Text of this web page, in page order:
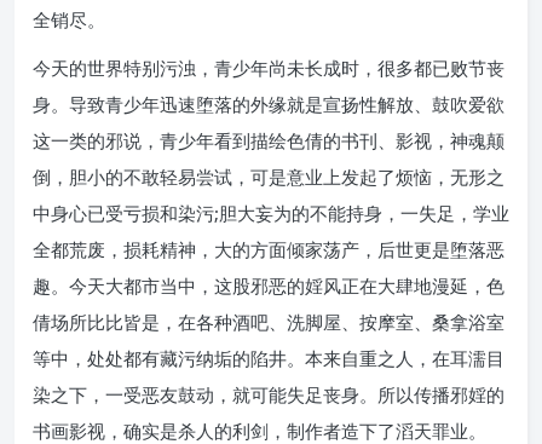
全销尽。
今天的世界特别污浊，青少年尚未长成时，很多都已败节丧
身。导致青少年迅速堕落的外缘就是宣扬性解放、鼓吹爱欲
这一类的邪说，青少年看到描绘色倩的书刊、影视，神魂颠
倒，胆小的不敢轻易尝试，可是意业上发起了烦恼，无形之
中身心已受亏损和染污;胆大妄为的不能持身，一失足，学业
全都荒废，损耗精神，大的方面倾家荡产，后世更是堕落恶
趣。今天大都市当中，这股邪恶的婬风正在大肆地漫延，色
倩场所比比皆是，在各种酒吧、洗脚屋、按摩室、桑拿浴室
等中，处处都有藏污纳垢的陷井。本来自重之人，在耳濡目
染之下，一受恶友鼓动，就可能失足丧身。所以传播邪婬的
书画影视，确实是杀人的利剑，制作者造下了滔天罪业。